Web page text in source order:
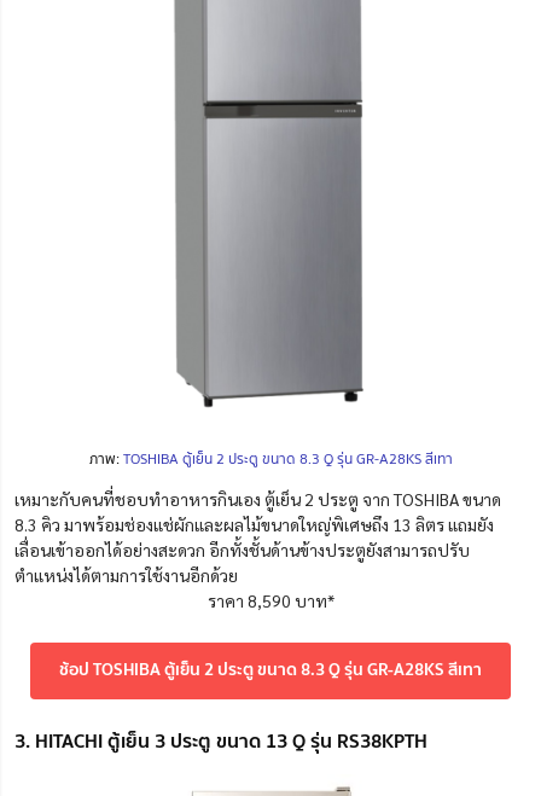
ภาพ:TOSHIBA ตู้เย็น 2 ประตู ขนาด 8.3 Q รุ่น GR-A28KS สีเทา
เหมาะกับคนที่ชอบทำอาหารกินเอง ตู้เย็น 2 ประตู จาก TOSHIBA ขนาด
8.3 คิว มาพร้อมช่องแช่ผักและผลไม้ขนาดใหญ่พิเศษถึง 13 ลิตร แถมยัง
เลื่อนเข้าออกได้อย่างสะดวก อีกทั้งชั้นด้านข้างประตูยังสามารถปรับ
ตำแหน่งได้ตามการใช้งานอีกด้วย
ราคา 8,590 บาท*
ช้อป TOSHIBA ตู้เย็น 2 ประตู ขนาด 8.3 Q รุ่น GR-A28KS สีเทา
3. HITACHI ตู้เย็น 3 ประตู ขนาด 13 Q รุ่น RS38KPTH